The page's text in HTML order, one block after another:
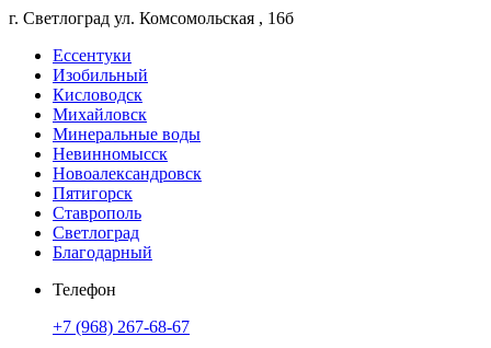
г. Светлоград ул. Комсомольская , 16б
Ессентуки
Изобильный
Кисловодск
Михайловск
Минеральные воды
Невинномысск
Новоалександровск
Пятигорск
Ставрополь
Светлоград
Благодарный
Телефон
+7 (968) 267-68-67